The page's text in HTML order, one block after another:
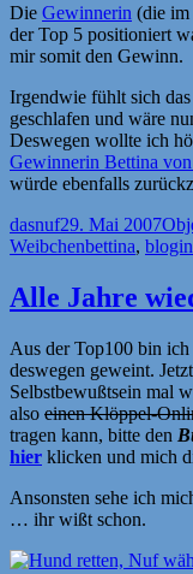
Die Gewinnerin (die im
der Top 5 positioniert
mir somit den Gewinn.
Irgendwie fühlt sich
geschlafen und wäre
Deswegen wollte ich
Gewinnerin Bettina
würde ebenfalls
Autor
dasnufVeröffentlicht
am
29. Mai 2007
WeibchenSchlagwörter
bettina,
Alle Jahre
Aus der Top100 bin
deswegen geweint.
Selbstbewußtsein mal
also einen Klöppel-
tragen kann, bitte den
hier klicken und mich
Ansonsten sehe ich
… ihr wißt schon.